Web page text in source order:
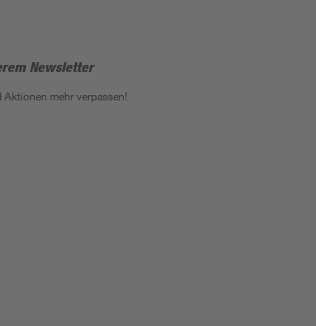
Newsletter
mehr verpassen!